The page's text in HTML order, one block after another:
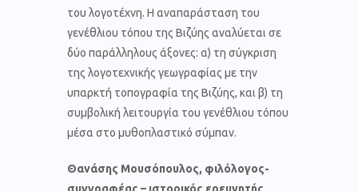
του λογοτέχνη. Η αναπαράσταση του
γενέθλιου τόπου της Βιζύης αναλύεται σε
δύο παράλληλους άξονες: α) τη σύγκριση
της λογοτεχνικής γεωγραφίας με την
υπαρκτή τοπογραφία της Βιζύης, και β) τη
συμβολική λειτουργία του γενέθλιου τόπου
μέσα στο μυθοπλαστικό σύμπαν.
Θανάσης Μουσόπουλος, φιλόλογος-
συγγραφέας – ιστορικός ερευνητής